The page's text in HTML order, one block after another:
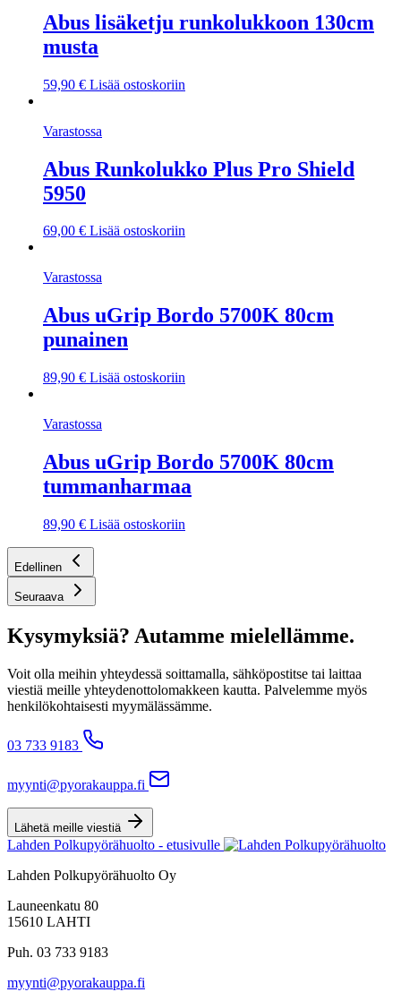
Abus lisäketju runkolukkoon 130cm
musta
59,90 € Lisää ostoskoriin
Varastossa
Abus Runkolukko Plus Pro Shield
5950
69,00 € Lisää ostoskoriin
Varastossa
Abus uGrip Bordo 5700K 80cm
punainen
89,90 € Lisää ostoskoriin
Varastossa
Abus uGrip Bordo 5700K 80cm
tummanharmaa
89,90 € Lisää ostoskoriin
Edellinen
Seuraava
Kysymyksiä? Autamme mielellämme.
Voit olla meihin yhteydessä soittamalla, sähköpostitse tai laittaa
viestiä meille yhteydenottolomakkeen kautta. Palvelemme myös
henkilökohtaisesti myymälässämme.
03 733 9183
myynti@pyorakauppa.fi
Lähetä meille viestiä
Lahden Polkupyörähuolto - etusivulle
Lahden Polkupyörähuolto Oy
Launeenkatu 80
15610 LAHTI
Puh. 03 733 9183
myynti@pyorakauppa.fi